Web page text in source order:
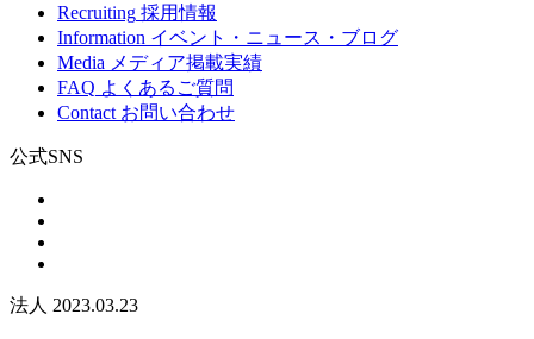
Recruiting 採用情報
Information イベント・ニュース・ブログ
Media メディア掲載実績
FAQ よくあるご質問
Contact お問い合わせ
公式SNS
法人 2023.03.23